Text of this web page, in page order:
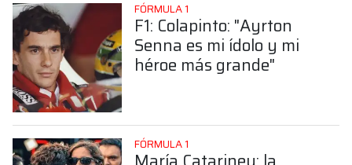
FÓRMULA 1
F1: Colapinto: "Ayrton
Senna es mi ídolo y mi
héroe más grande"
FÓRMULA 1